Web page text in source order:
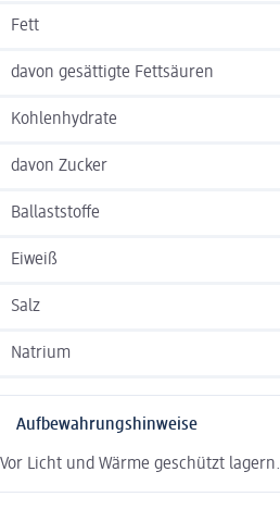
Fett
davon gesättigte Fettsäuren
Kohlenhydrate
davon Zucker
Ballaststoffe
Eiweiß
Salz
Natrium
Aufbewahrungshinweise
Vor Licht und Wärme geschützt lagern.